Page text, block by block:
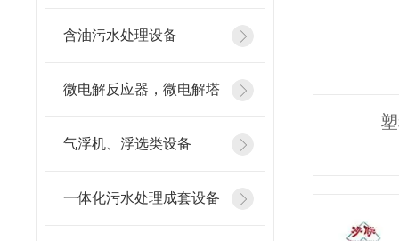
含油污水处理设备
微电解反应器，微电解塔
气浮机、浮选类设备
一体化污水处理成套设备